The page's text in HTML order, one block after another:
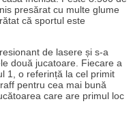
presărat cu multe glume
că sportul este
de lasere și s-a
două jucatoare. Fiecare a
1, o referință la cel primit
pentru cea mai bună
care are primul loc